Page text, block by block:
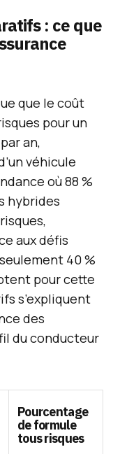
: ce que
que le coût
pour un
an,
véhicule
où 88 %
hybrides
aux défis
40 %
pour cette
s’expliquent
des
du conducteur
Pourcentage
de formule
tous risques